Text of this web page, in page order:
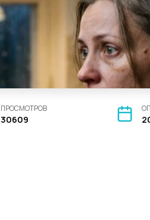
ПРОСМОТРОВ
30609